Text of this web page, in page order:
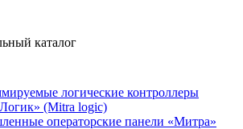
каталог
логические контроллеры
(Mitra logic)
операторские панели «Митра»